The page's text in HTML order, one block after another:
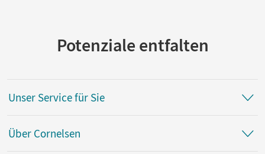
Potenziale entfalten
Unser Service für Sie
Über Cornelsen